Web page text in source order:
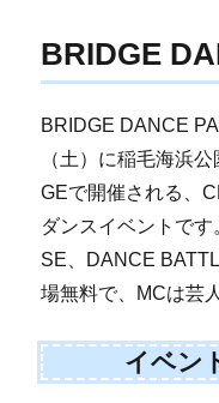
BRIDGE
BRIDGE DANCE
（土）に稲毛海浜
GEで開催される、
ダンスイベントで
SE、DANCE
場無料で、MCは芸
イベン